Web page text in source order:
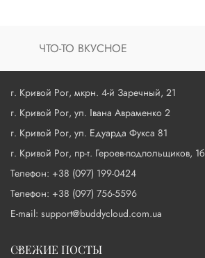
ЧТО-ТО ВКУСНОЕ
г. Кривой Рог, мкрн. 4-й Заречный, 21
г. Кривой Рог, ул. Івана Авраменко 2
г. Кривой Рог, ул. Едуарда Фукса 81
г. Кривой Рог, пр-т. Героев-подпольщиков, 1б
Телефон: +38 (097) 199-0424
Телефон: +38 (097) 756-5596
E-mail: support@buddycloud.com.ua
СВЕЖИЕ ПОСТЫ